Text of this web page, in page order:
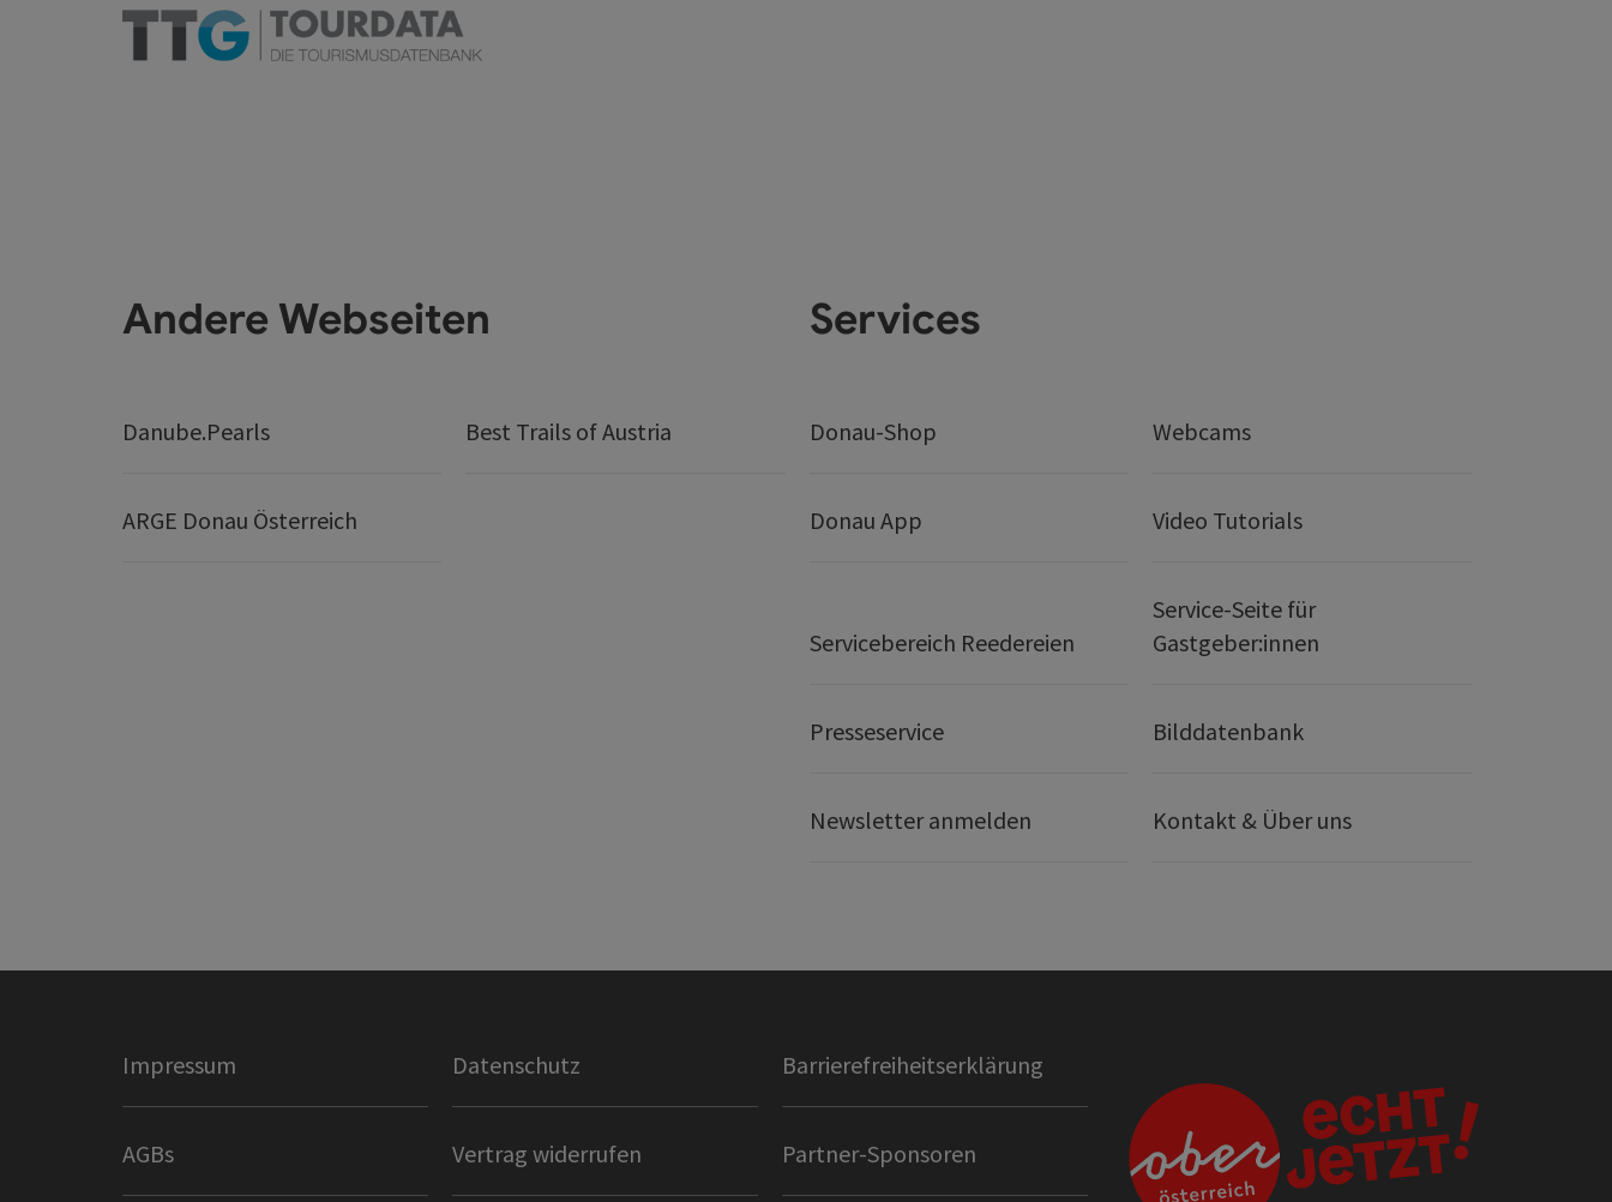
Andere Webseiten
Danube.Pearls Best Trails of Austria
ARGE Donau Österreich
Services
Donau-Shop Webcams
Donau App Video Tutorials
Servicebereich Reedereien
Service-Seite für
Gastgeber:innen
Presseservice Bilddatenbank
Newsletter anmelden Kontakt & Über uns
Impressum Datenschutz Barrierefreiheitserklärung
AGBs Vertrag widerrufen Partner-Sponsoren